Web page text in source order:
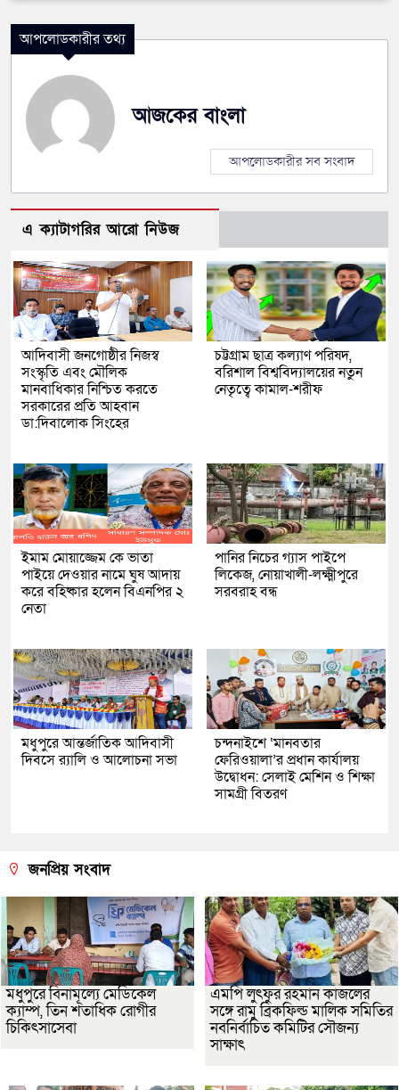
আপলোডকারীর তথ্য
আজকের বাংলা
আপলোডকারীর সব সংবাদ
এ ক্যাটাগরির আরো নিউজ
আদিবাসী জনগোষ্ঠীর নিজস্ব
সংস্কৃতি এবং মৌলিক
মানবাধিকার নিশ্চিত করতে
সরকারের প্রতি আহবান
ডা:দিবালোক সিংহের
চট্টগ্রাম ছাত্র কল্যাণ পরিষদ,
বরিশাল বিশ্ববিদ্যালয়ের নতুন
নেতৃত্বে কামাল-শরীফ
ইমাম মোয়াজ্জেম কে ভাতা
পাইয়ে দেওয়ার নামে ঘুষ আদায়
করে বহিষ্কার হলেন বিএনপির ২
নেতা
পানির নিচের গ্যাস পাইপে
লিকেজ, নোয়াখালী-লক্ষ্মীপুরে
সরবরাহ বন্ধ
মধুপুরে আন্তর্জাতিক আদিবাসী
দিবসে র‍্যালি ও আলোচনা সভা
চন্দনাইশে ‘মানবতার
ফেরিওয়ালা’র প্রধান কার্যালয়
উদ্বোধন: সেলাই মেশিন ও শিক্ষা
সামগ্রী বিতরণ
জনপ্রিয় সংবাদ
মধুপুরে বিনামূল্যে মেডিকেল
ক্যাম্প, তিন শতাধিক রোগীর
চিকিৎসাসেবা
এমপি লুৎফুর রহমান কাজলের
সঙ্গে রামু ব্রিকফিল্ড মালিক সমিতির
নবনির্বাচিত কমিটির সৌজন্য
সাক্ষাৎ